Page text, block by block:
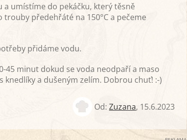
a umístíme do pekáčku, který těsně
předehřáté na 150°C a pečeme
přidáme vodu.
45 minut dokud se voda neodpaří a maso
knedlíky a dušeným zelím. Dobrou chuť! :-)
Od:Zuzana, 15.6.2023